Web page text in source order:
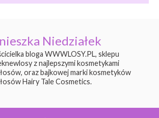
Niedziałek
bloga WWWLOSY.PL, sklepu
z najlepszymi kosmetykami
oraz bajkowej marki kosmetyków
Hairy Tale Cosmetics.